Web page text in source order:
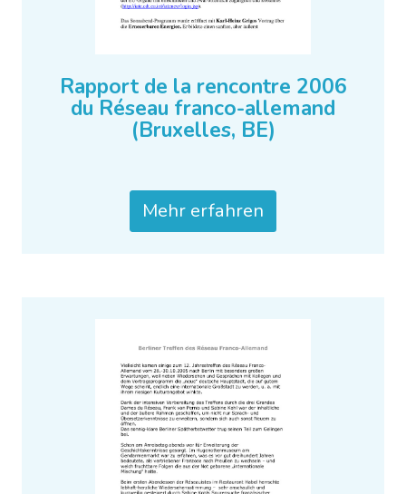
Rapport de la rencontre 2006
du Réseau franco-allemand
(Bruxelles, BE)
Mehr erfahren